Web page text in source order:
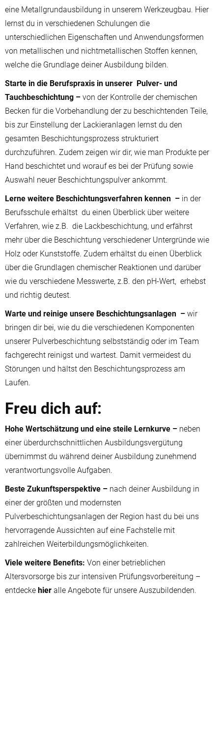
eine Metallgrundausbildung in unserem Werkzeugbau. Hier
lernst du in verschiedenen Schulungen die
unterschiedlichen Eigenschaften und Anwendungsformen
von metallischen und nichtmetallischen Stoffen kennen,
welche die Grundlage deiner Ausbildung bilden.
Starte in die Berufspraxis in unserer Pulver- und
Tauchbeschichtung – von der Kontrolle der chemischen
Becken für die Vorbehandlung der zu beschichtenden Teile,
bis zur Einstellung der Lackieranlagen lernst du den
gesamten Beschichtungsprozess strukturiert
durchzuführen. Zudem zeigen wir dir, wie man Produkte per
Hand beschichtet und worauf es bei der Prüfung sowie
Auswahl neuer Beschichtungspulver ankommt.
Lerne weitere Beschichtungsverfahren kennen – in der
Berufsschule erhältst du einen Überblick über weitere
Verfahren, wie z.B. die Lackbeschichtung, und erfährst
mehr über die Beschichtung verschiedener Untergründe wie
Holz oder Kunststoffe. Zudem erhältst du einen Überblick
über die Grundlagen chemischer Reaktionen und darüber
wie du verschiedene Messwerte, z.B. den pH-Wert, erhebst
und richtig deutest.
Warte und reinige unsere Beschichtungsanlagen – wir
bringen dir bei, wie du die verschiedenen Komponenten
unserer Pulverbeschichtung selbstständig oder im Team
fachgerecht reinigst und wartest. Damit vermeidest du
Störungen und hältst den Beschichtungsprozess am
Laufen.
Freu dich auf:
Hohe Wertschätzung und eine steile Lernkurve – neben
einer überdurchschnittlichen Ausbildungsvergütung
übernimmst du während deiner Ausbildung zunehmend
verantwortungsvolle Aufgaben.
Beste Zukunftsperspektive – nach deiner Ausbildung in
einer der größten und modernsten
Pulverbeschichtungsanlagen der Region hast du bei uns
hervorragende Aussichten auf eine Fachstelle mit
zahlreichen Weiterbildungsmöglichkeiten.
Viele weitere Benefits: Von einer betrieblichen
Altersvorsorge bis zur intensiven Prüfungsvorbereitung –
entdecke hier alle Angebote für unsere Auszubildenden.